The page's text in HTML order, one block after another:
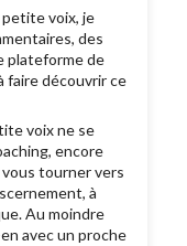
petite voix, je
des
plateforme de
faire découvrir ce
voix ne se
encore
vous tourner vers
à
Au moindre
avec un proche